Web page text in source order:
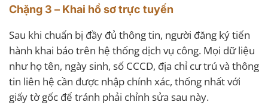
Chặng 3 – Khai hồ sơ trực tuyến
Sau khi chuẩn bị đầy đủ thông tin, người đăng ký tiến
hành khai báo trên hệ thống dịch vụ công. Mọi dữ liệu
như họ tên, ngày sinh, số CCCD, địa chỉ cư trú và thông
tin liên hệ cần được nhập chính xác, thống nhất với
giấy tờ gốc để tránh phải chỉnh sửa sau này.